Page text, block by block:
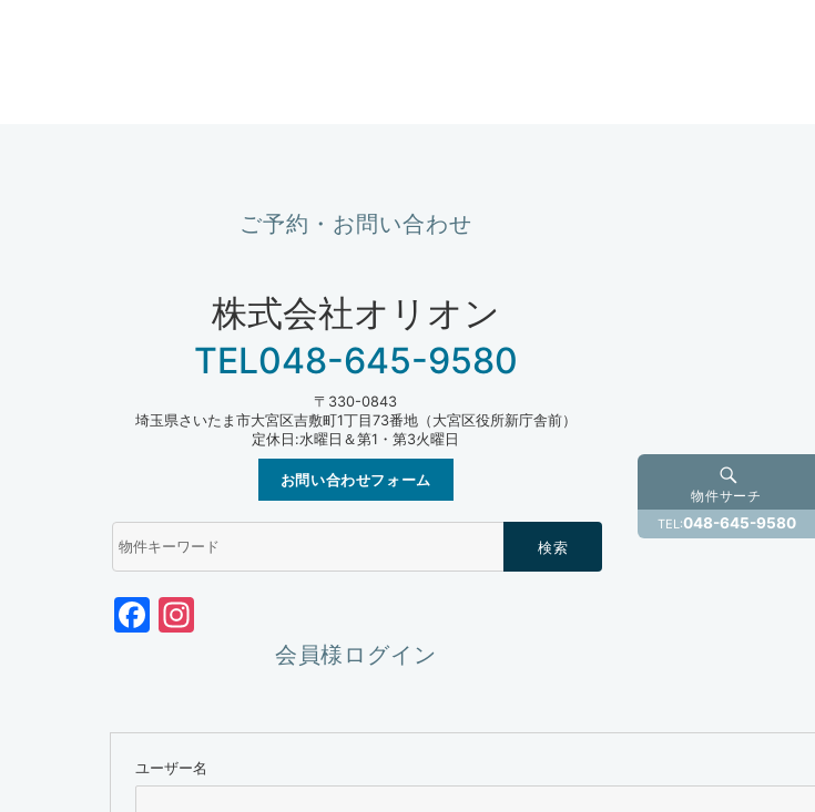
物件サーチ
TEL:048-645-9580
ご予約・お問い合わせ
株式会社オリオン
TEL048-645-9580
〒330-0843
埼玉県さいたま市大宮区吉敷町1丁目73番地（大宮区役所新庁舎前）
定休日:水曜日＆第1・第3火曜日
お問い合わせフォーム
物
件
検
(キ
ー
Facebook
Instagram
会員様ログイン
ユーザー名